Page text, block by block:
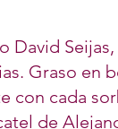
David
Graso en
con cada
de